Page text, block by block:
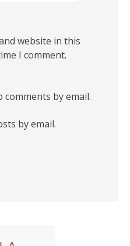
website in this
I comment.
by email.
by email.